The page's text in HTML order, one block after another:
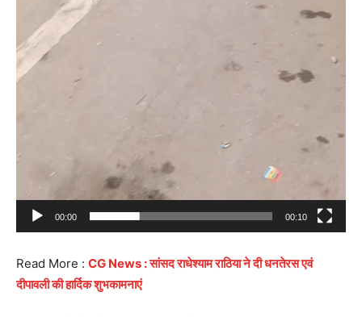
00:00 00:10
Read More : CG News : सांसद राधेश्याम राठिया ने दी धनतेरस एवं
दीपावली की हार्दिक शुभकामनाएं